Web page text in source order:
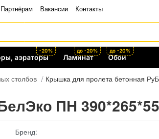
Партнёрам Вакансии Контакты
аэраторы
-20%
Ламинат
до -20%
Обои
до -20%
столбов Крышка для пролета бетонная
ПН
Бренд: